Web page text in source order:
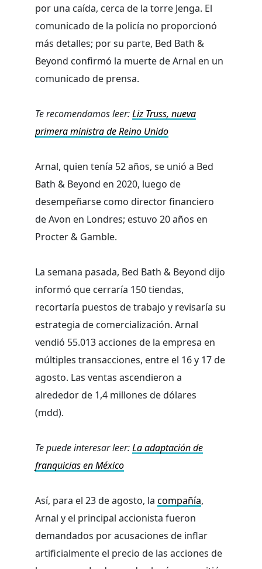
por una caída, cerca de la torre Jenga. El
comunicado de la policía no proporcionó
más detalles; por su parte, Bed Bath &
Beyond confirmó la muerte de Arnal en un
comunicado de prensa.
Te recomendamos leer:Liz Truss, nueva
primera ministra de Reino Unido
Arnal, quien tenía 52 años, se unió a Bed
Bath & Beyond en 2020, luego de
desempeñarse como director financiero
de Avon en Londres; estuvo 20 años en
Procter & Gamble.
La semana pasada, Bed Bath & Beyond dijo
informó que cerraría 150 tiendas,
recortaría puestos de trabajo y revisaría su
estrategia de comercialización. Arnal
vendió 55.013 acciones de la empresa en
múltiples transacciones, entre el 16 y 17 de
agosto. Las ventas ascendieron a
alrededor de 1,4 millones de dólares
(mdd).
Te puede interesar leer:La adaptación de
franquicias en México
Así, para el 23 de agosto, la compañía,
Arnal y el principal accionista fueron
demandados por acusaciones de inflar
artificialmente el precio de las acciones de